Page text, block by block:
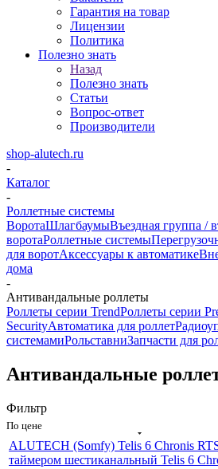
Гарантия на товар
Лицензии
Политика
Полезно знать
Назад
Полезно знать
Статьи
Вопрос-ответ
Производители
shop-alutech.ru
-
Каталог
-
Роллетные системы
ВоротаШлагбаумыВъездная группа /
воротаРоллетные системы
для воротАксессуары к автоматике
дома
-
Антивандальные роллеты
Роллеты серии TrendРоллеты серии
SecurityАвтоматика для роллет
системамиРольставниЗапчасти для
Антивандальные
Фильтр
По цене
ALUTECH (Somfy) Telis 6 Chronis
таймером шестиканальный Telis 6